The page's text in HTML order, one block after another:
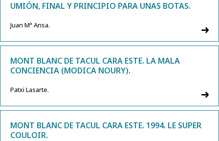
UMIÓN, FINAL Y PRINCIPIO PARA UNAS BOTAS.
Juan Mª Ansa.
MONT BLANC DE TACUL CARA ESTE. LA MALA
CONCIENCIA (MODICA NOURY).
Patxi Lasarte.
MONT BLANC DE TACUL CARA ESTE. 1994. LE SUPER
COULOIR.